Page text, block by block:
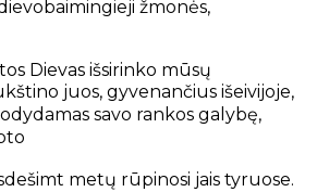
žmonės,
Dievas išsirinko mūsų
juos, gyvenančius išeivijoje,
savo rankos galybę,
metų rūpinosi jais tyruose.